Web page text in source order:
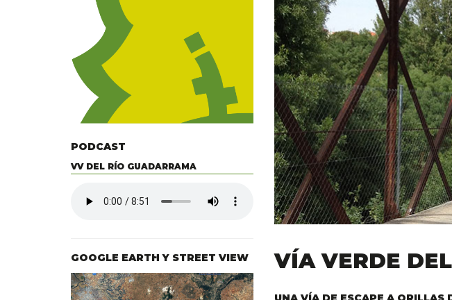
VÍA VERDE
PODCAST
VV DEL RÍO GUADARRAMA
GOOGLE EARTH Y STREET VIEW